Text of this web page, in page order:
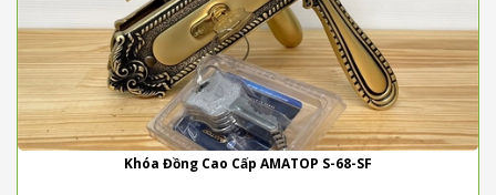
Khóa Đồng Cao Cấp AMATOP S-68-SF